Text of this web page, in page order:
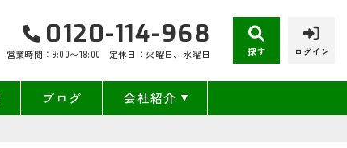
0120-114-968
営業時間：9:00〜18:00 定休日：火曜日、水曜日 探す ログイン
ブログ 会社紹介